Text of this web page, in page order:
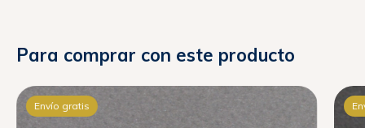
Para comprar con este producto
Envío gratis